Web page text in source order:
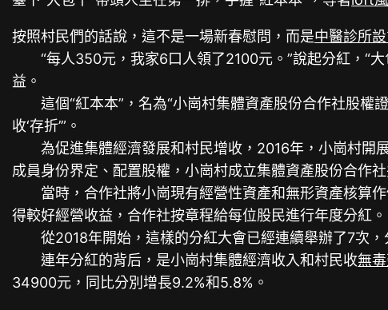
按照村民們的話說，這不是一場新春慰問，而是中醫診所
“每人350元，我家6口人領了2100元。”說起分紅，“大
益。
這個“紅本本”，名為“小崗村集體資產股份合作社股權
收‘存折’”。
為促進集體經濟發展和村民增收，2016年，小崗村開展
成員身份界定、配置股權，小崗村成立集體資產股份合作
當時，合作社將小崗現有經營性資產和無形資產核算作
得較好經營收益，合作社按章程給每位股民進行年度分紅。
從2018年開始，這樣的分紅大會已經連續舉辦了7次，
連年分紅的背后，是小崗村集體經濟收入和村民收無
34900元，同比分別增長9.2%和5.8%。